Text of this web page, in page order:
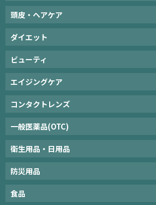
頭皮・ヘアケア
ダイエット
ビューティ
エイジングケア
コンタクトレンズ
一般医薬品(OTC)
衛生用品・日用品
防災用品
食品